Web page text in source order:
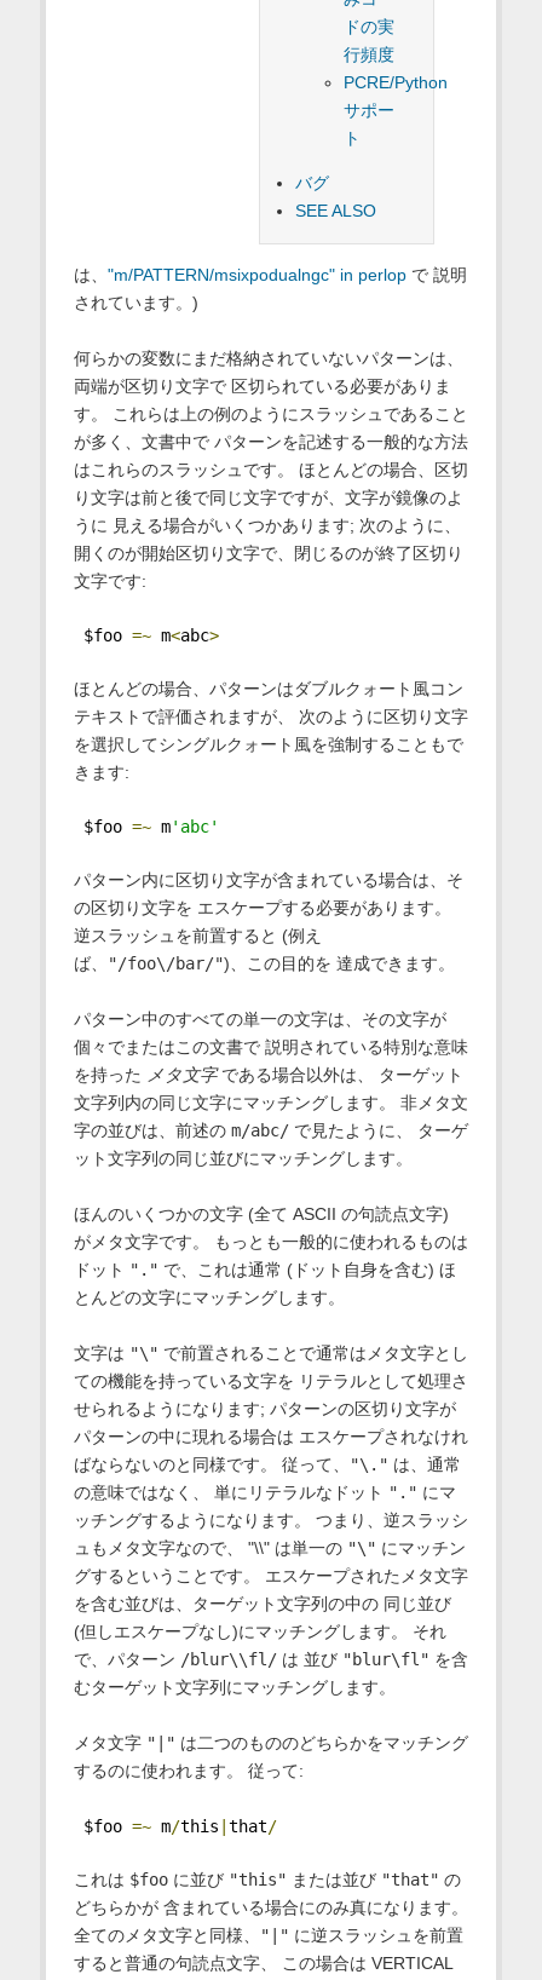
ドの実
行頻度
PCRE/Python
サポー
ト
バグ
SEE ALSO
は、 "m/PATTERN/msixpodualngc" in perlopで 説明
されています。)
何らかの変数にまだ格納されていないパターンは、
両端が区切り文字で 区切られている必要がありま
す。 これらは上の例のようにスラッシュであること
が多く、文書中で パターンを記述する一般的な方法
はこれらのスラッシュです。 ほとんどの場合、区切
り文字は前と後で同じ文字ですが、文字が鏡像のよ
うに 見える場合がいくつかあります; 次のように、
開くのが開始区切り文字で、閉じるのが終了区切り
文字です:
$foo =~ m<abc>
ほとんどの場合、パターンはダブルクォート風コン
テキストで評価されますが、 次のように区切り文字
を選択してシングルクォート風を強制することもで
きます:
$foo =~ m'abc'
パターン内に区切り文字が含まれている場合は、そ
の区切り文字を エスケープする必要があります。
逆スラッシュを前置すると (例え
ば、
"/foo\/bar/")、この目的を 達成できます。
パターン中のすべての単一の文字は、その文字が
個々でまたはこの文書で 説明されている特別な意味
を持った メタ文字である場合以外は、 ターゲット
文字列内の同じ文字にマッチングします。 非メタ文
字の並びは、前述の m/abc/で見たように、 ターゲ
ット文字列の同じ並びにマッチングします。
ほんのいくつかの文字 (全て ASCII の句読点文字)
がメタ文字です。 もっとも一般的に使われるものは
ドット "." で、これは通常 (ドット自身を含む) ほ
とんどの文字にマッチングします。
文字は "\" で前置されることで通常はメタ文字とし
ての機能を持っている文字を リテラルとして処理さ
せられるようになります; パターンの区切り文字が
パターンの中に現れる場合は エスケープされなけれ
ばならないのと同様です。 従って、
"\." は、通常
の意味ではなく、 単にリテラルなドット "." にマ
ッチングするようになります。 つまり、逆スラッシ
ュもメタ文字なので、 "\\" は単一の "\" にマッチン
グするということです。 エスケープされたメタ文字
を含む並びは、ターゲット文字列の中の 同じ並び
(但しエスケープなし)にマッチングします。 それ
で、パターン /blur\\fl/は 並び "blur\fl" を含
むターゲット文字列にマッチングします。
メタ文字 "|" は二つのもののどちらかをマッチング
するのに使われます。 従って:
$foo =~ m/this |that/
これは $fooに並び "this" または並び "that" の
どちらかが 含まれている場合にのみ真になります。
全てのメタ文字と同様、
"|" に逆スラッシュを前置
すると普通の句読点文字、 この場合は VERTICAL